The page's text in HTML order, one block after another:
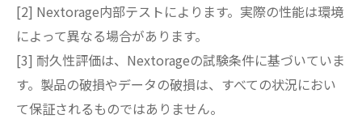
[2] Nextorage内部テストによります。実際の性能は環境
によって異なる場合があります。
[3] 耐久性評価は、Nextorageの試験条件に基づいていま
す。製品の破損やデータの破損は、すべての状況におい
て保証されるものではありません。